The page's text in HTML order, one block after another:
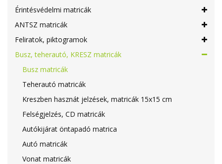
Érintésvédelmi matricák
ANTSZ matricák
Feliratok, piktogramok
Busz, teherautó, KRESZ matricák
Busz matricák
Teherautó matricák
Kreszben hasznát jelzések, matricák 15x15 cm
Felségjelzés, CD matricák
Autókijárat öntapadó matrica
Autó matricák
Vonat matricák